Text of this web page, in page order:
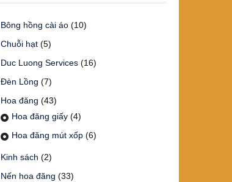
Bông hồng cài áo (10)
Chuỗi hạt (5)
Duc Luong Services (16)
Đèn Lồng (7)
Hoa đăng (43)
Hoa đăng giấy (4)
Hoa đăng mút xốp (6)
Kinh sách (2)
Nến hoa đăng (33)